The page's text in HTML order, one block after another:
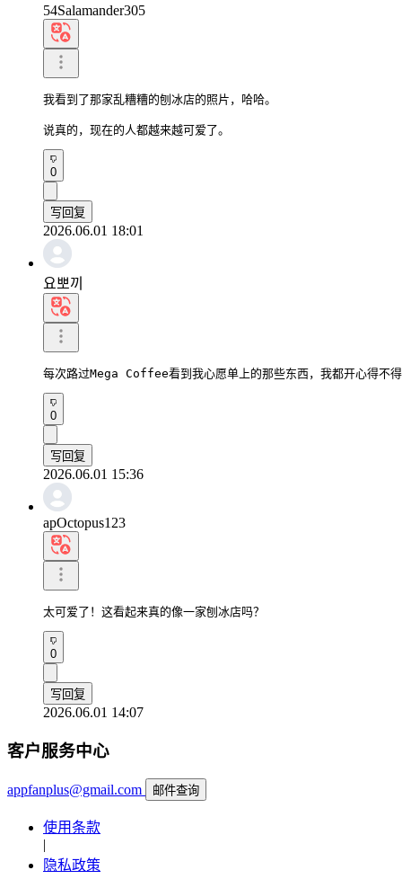
54Salamander305
我看到了那家乱糟糟的刨冰店的照片，哈哈。
说真的，现在的人都越来越可爱了。
0
写回复
2026.06.01 18:01
요뽀끼
每次路过Mega Coffee看到我心愿单上的那些东西，我都开心得不
0
写回复
2026.06.01 15:36
apOctopus123
太可爱了！这看起来真的像一家刨冰店吗？
0
写回复
2026.06.01 14:07
客户服务中心
appfanplus@gmail.com 邮件查询
使用条款
|
隐私政策